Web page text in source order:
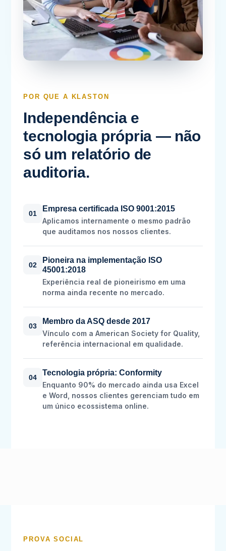
POR QUE A KLASTON
Independência e
tecnologia própria — não
só um relatório de
auditoria.
01
Empresa certificada ISO 9001:2015
Aplicamos internamente o mesmo padrão
que auditamos nos nossos clientes.
02
Pioneira na implementação ISO
45001:2018
Experiência real de pioneirismo em uma
norma ainda recente no mercado.
03
Membro da ASQ desde 2017
Vínculo com a American Society for Quality,
referência internacional em qualidade.
04
Tecnologia própria: Conformity
Enquanto 90% do mercado ainda usa Excel
e Word, nossos clientes gerenciam tudo em
um único ecossistema online.
PROVA SOCIAL